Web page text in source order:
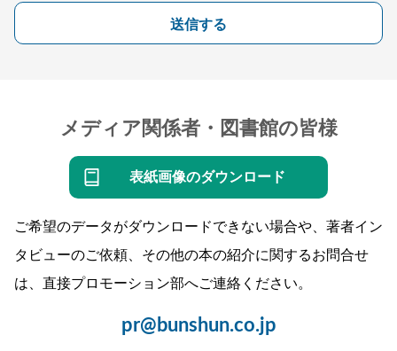
送信する
メディア関係者・図書館の皆様
表紙画像のダウンロード
ご希望のデータがダウンロードできない場合や、著者イン
タビューのご依頼、その他の本の紹介に関するお問合せ
は、直接プロモーション部へご連絡ください。
pr@bunshun.co.jp